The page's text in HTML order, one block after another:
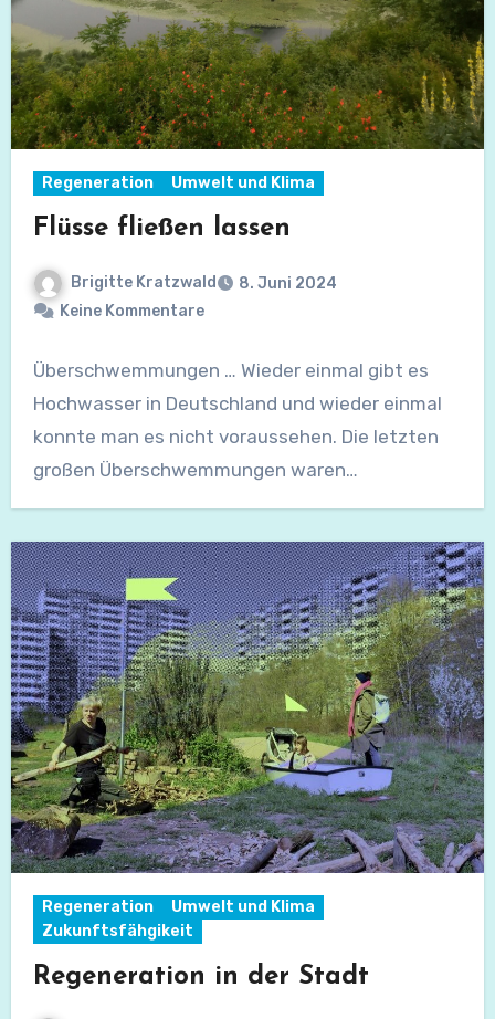
Regeneration Umwelt und Klima
Flüsse fließen lassen
Brigitte Kratzwald
8. Juni 2024
Keine Kommentare
Überschwemmungen … Wieder einmal gibt es
Hochwasser in Deutschland und wieder einmal
konnte man es nicht voraussehen. Die letzten
großen Überschwemmungen waren…
Regeneration
Umwelt und Klima
Zukunftsfähgikeit
Regeneration in der Stadt